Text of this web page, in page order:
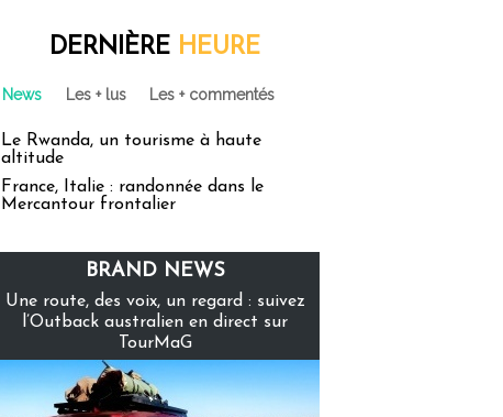
DERNIÈRE HEURE
News Les + lus Les + commentés
Le Rwanda, un tourisme à haute
altitude
France, Italie : randonnée dans le
Mercantour frontalier
BRAND NEWS
Une route, des voix, un regard : suivez
l’Outback australien en direct sur
TourMaG